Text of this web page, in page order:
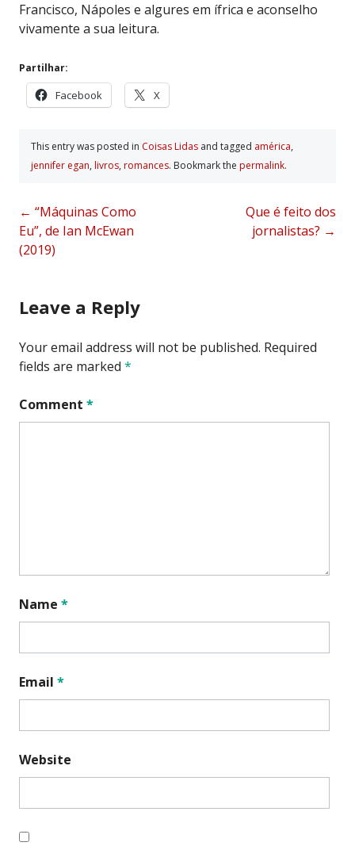
Francisco, Nápoles e algures em ífrica e aconselho
vivamente a sua leitura.
Partilhar:
Facebook X
This entry was posted in Coisas Lidas and tagged américa,
jennifer egan, livros, romances. Bookmark the permalink.
Post
navigation
← “Máquinas Como
Eu”, de Ian McEwan
(2019)
Que é feito dos
jornalistas? →
Leave a Reply
Your email address will not be published. Required
fields are marked *
Comment *
Name *
Email *
Website